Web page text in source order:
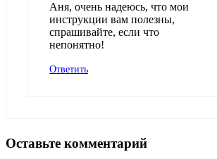
Аня, очень надеюсь, что мои
инструкции вам полезны,
спрашивайте, если что
непонятно!
Ответить
Оставьте комментарий